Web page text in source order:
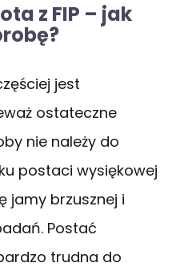
z FIP – jak
jest
ostateczne
nie należy do
postaci wysiękowej
jamy brzusznej i
Postać
trudna do